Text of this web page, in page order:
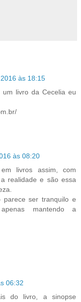
às 18:15
livro da Cecelia eu
às 08:20
livros assim, com
realidade e são essa
ser tranquilo e
mantendo a
06:32
do livro, a sinopse